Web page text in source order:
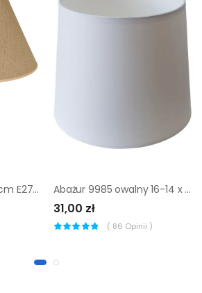
Abażur Juta 40 x 20 cm E27 Art Abażur Abażur 9985 owalny 16-14 x 16 cm tkanina biały E27 TK LIGHTING
31,00 zł
( 86 Opinii )